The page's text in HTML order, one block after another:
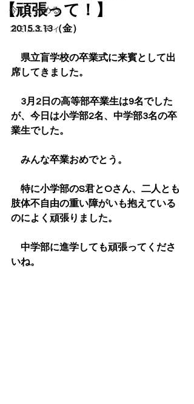
今すぐ始める
コミュニティ
【頑張って！】
2015.3.13（金）
県立盲学校の卒業式に来賓として出
席してきました。
3月2日の高等部卒業生は9名でした
が、今日は小学部2名、中学部3名の卒
業生でした。
みんな卒業おめでとう。
特に小学部のS君とOさん、二人とも
肢体不自由の重い障がいも抱えている
のによく頑張りました。
中学部に進学しても頑張ってくださ
いね。